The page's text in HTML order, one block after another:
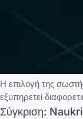
Η επιλογή της
εξυπηρετεί
Σύγκριση: